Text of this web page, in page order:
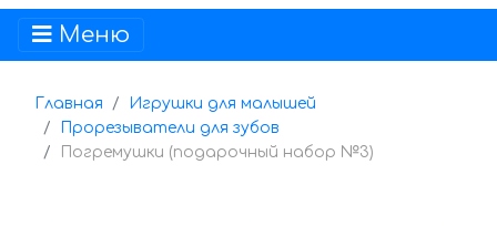
Меню
Главная
Игрушки для малышей
Прорезыватели для зубов
Погремушки (подарочный набор №3)